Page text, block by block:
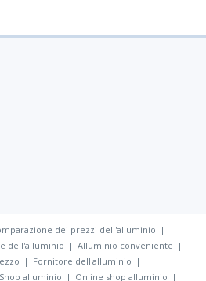
dei prezzi dell'alluminio
dell'alluminio
Alluminio conveniente
Fornitore dell'alluminio
Shop alluminio Online shop alluminio